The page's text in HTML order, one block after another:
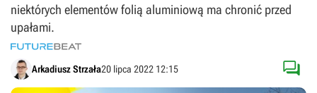
niektórych elementów folią aluminiową ma chronić przed
upałami.
Arkadiusz Strzała20 lipca 2022 12:15 